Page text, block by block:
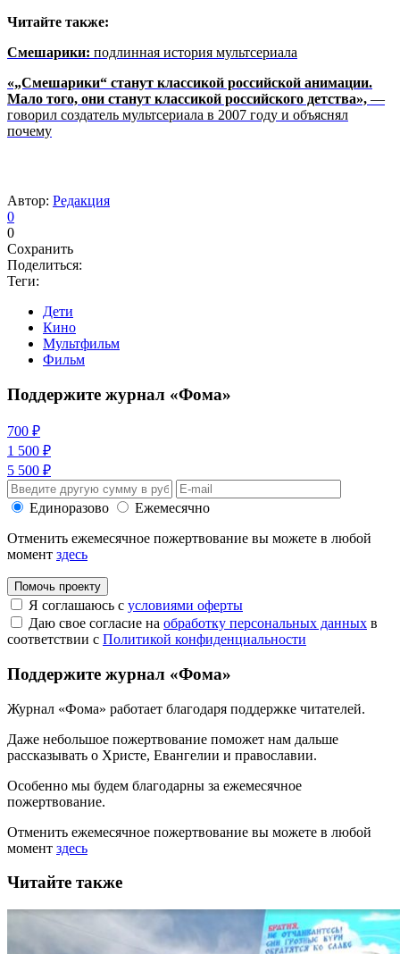
Читайте также:
Смешарики: подлинная история мультсериала
«„Смешарики“ станут классикой российской анимации.
Мало того, они станут классикой российского детства», —
говорил создатель мультсериала в 2007 году и объяснял
почему
Автор: Редакция
0
0
Сохранить
Поделиться:
Теги:
Дети
Кино
Мультфильм
Фильм
Поддержите журнал «Фома»
700 ₽
1 500 ₽
5 500 ₽
Единоразово
Ежемесячно
Отменить ежемесячное пожертвование вы можете в любой
момент здесь
Помочь проекту
Я соглашаюсь с условиями оферты
Даю свое согласие на обработку персональных данных в
соответствии с Политикой конфиденциальности
Поддержите журнал «Фома»
Журнал «Фома» работает благодаря поддержке читателей.
Даже небольшое пожертвование поможет нам дальше
рассказывать о Христе, Евангелии и православии.
Особенно мы будем благодарны за ежемесячное
пожертвование.
Отменить ежемесячное пожертвование вы можете в любой
момент здесь
Читайте также